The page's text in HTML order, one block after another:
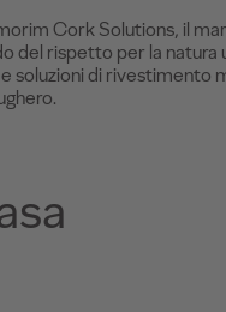
Cork Solutions, il
del rispetto per la
soluzioni di rivestimento